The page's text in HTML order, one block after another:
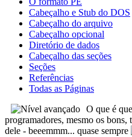
Cabeçalho e Stub do DOS
Cabeçalho do arquivo
Cabeçalho opcional
Diretório de dados
Cabeçalho das seções
Seções
Referências
Todas as Páginas
O que é
programadores, mesmo os bons,
dele - beeemmm... quase sempre